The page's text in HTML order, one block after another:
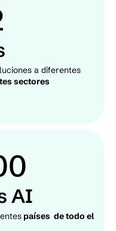
a diferentes
sectores
AI
países de todo el